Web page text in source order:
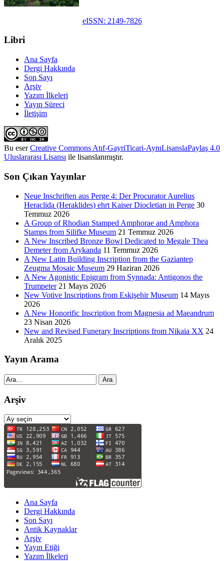
eISSN: 2149-7826
Libri
Ana Sayfa
Dergi Hakkında
Son Sayı
Arşiv
Yazım İlkeleri
Yayın Süreci
İletişim
Bu eserCreative Commons Atıf-GayriTicari-AynıLisanslaPaylaş 4.0
Uluslararası Lisansı ile lisanslanmıştır.
Son Çıkan Yayınlar
Neue Inschriften aus Perge 4: Der Procurator Aurelius
Heraclida (Heraklides) ehrt Kaiser Diocletian in Perge 30
Temmuz 2026
A Group of Rhodian Stamped Amphorae and Amphora
Stamps from Silifke Museum 21 Temmuz 2026
A New Inscribed Bronze Bowl Dedicated to Megale Thea
Demeter from Arykanda 11 Temmuz 2026
A New Latin Building Inscription from the Gaziantep
Zeugma Mosaic Museum 29 Haziran 2026
A New Agonistic Epigram from Synnada: Antigonos the
Trumpeter 21 Mayıs 2026
New Votive Inscriptions from Eskişehir Museum 14 Mayıs
2026
A New Honorific Inscription from Magnesia ad Maeandrum
23 Nisan 2026
New and Revised Funerary Inscriptions from Nikaia XX 24
Aralık 2025
Yayın Arama
Ara
Arşiv
Arşiv
Ana Sayfa
Dergi Hakkında
Son Sayı
Antik Kaynaklar
Arşiv
Yayın Etiği
Yazım İlkeleri